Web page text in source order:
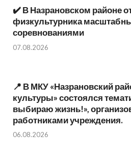
✔️ В Назрановском районе
физкультурника
соревнованиями
07.08.2026
📍 В МКУ «Назрановский
культуры» состоялся
выбираю жизнь!»,
работниками учреждения.
06.08.2026